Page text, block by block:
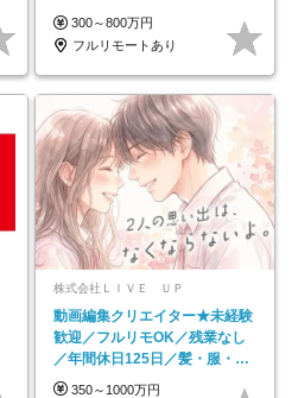
日以上
300～800万円
フルリモートあり
株式会社ＬＩＶＥ ＵＰ
動画編集クリエイター★未経験
歓迎／フルリモOK／残業なし
／年間休日125日／髪・服・ネ
イル自由／研修充実で安心
350～1000万円